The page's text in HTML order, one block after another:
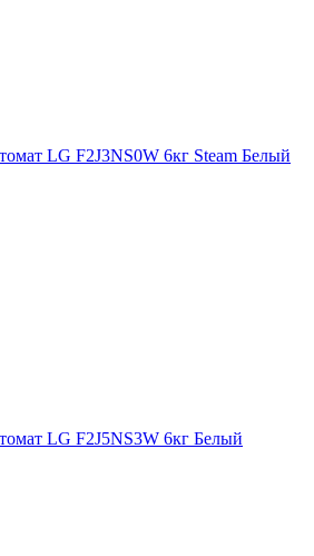
LG F2J3NS0W 6кг Steam Белый
LG F2J5NS3W 6кг Белый